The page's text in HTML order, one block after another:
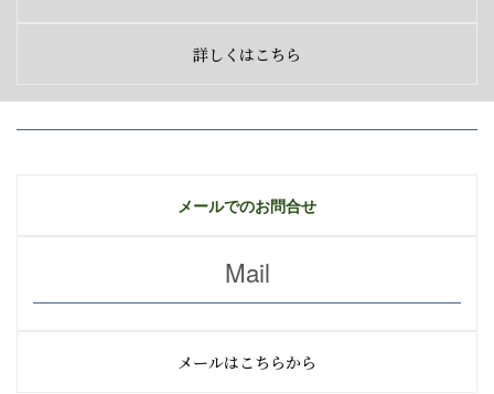
詳しくはこちら
メールでのお問合せ
Mail
メールはこちらから